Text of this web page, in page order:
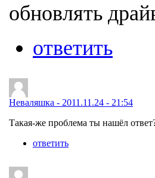
обновлять
ответить
Неваляшка - 2011.11.24 - 21:54
Такая-же проблема ты нашёл
ответить